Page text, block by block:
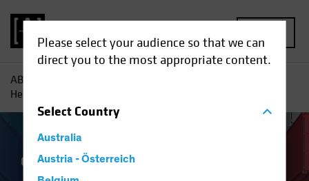
Please select your audience so that we can
direct you to the most appropriate content.
SelectCountry
Australia
Austria - Österreich
AB
Herausforderung für Aktienanalysen
China Gesetzliche Auflagen